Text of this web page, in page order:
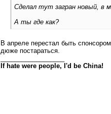
Сделал тут загран новый, в
А ты где как?
В апреле перестал быть
дюже постараться.
If hate were people, I'd be China!